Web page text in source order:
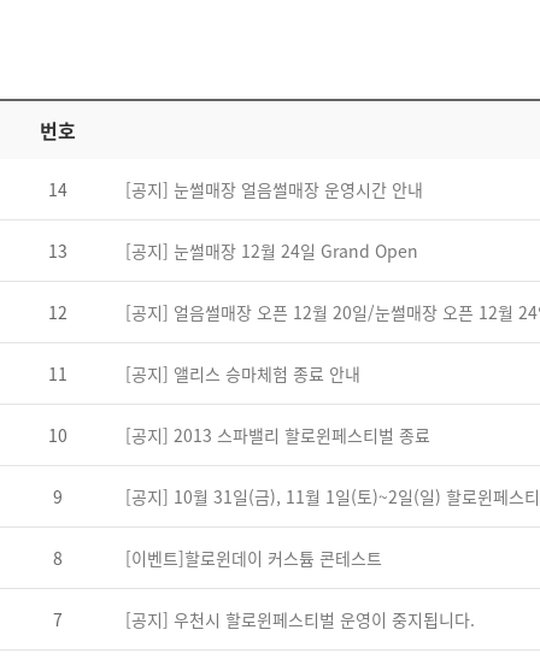
번호
14 [공지] 눈썰매장 얼음썰매장 운영시간 안내
13 [공지] 눈썰매장 12월 24일 Grand Open
12 [공지] 얼음썰매장 오픈 12월 20일/눈썰매장 오픈 12월
11 [공지] 앨리스 승마체험 종료 안내
10 [공지] 2013 스파밸리 할로윈페스티벌 종료
9 [공지] 10월 31일(금), 11월 1일(토)~2일(일) 할로윈페스
8 [이벤트]할로윈데이 커스튬 콘테스트
7 [공지] 우천시 할로윈페스티벌 운영이 중지됩니다.